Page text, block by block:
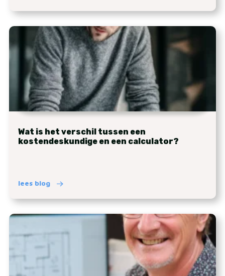
Wat is het verschil tussen een
kostendeskundige en een calculator?
lees blog